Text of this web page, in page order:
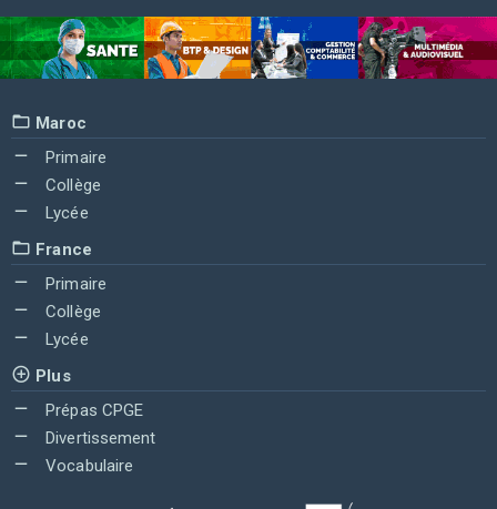
Maroc
Primaire
Collège
Lycée
France
Primaire
Collège
Lycée
Plus
Prépas CPGE
Divertissement
Vocabulaire